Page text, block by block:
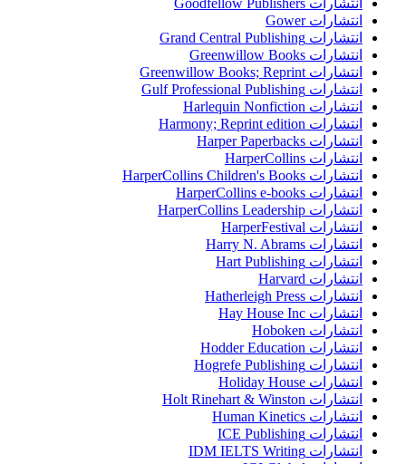
انتشارات Gower
انتشارات Grand Central Publishing
انتشارات Greenwillow Books
انتشارات Greenwillow Books; Reprint
انتشارات Gulf Professional Publishing
انتشارات Harlequin Nonfiction
انتشارات Harmony; Reprint edition
انتشارات Harper Paperbacks
انتشارات HarperCollins
انتشارات HarperCollins Children's Books
انتشارات HarperCollins e-books
انتشارات HarperCollins Leadership
انتشارات HarperFestival
انتشارات Harry N. Abrams
انتشارات Hart Publishing
انتشارات Harvard
انتشارات Hatherleigh Press
انتشارات Hay House Inc
انتشارات Hoboken
انتشارات Hodder Education
انتشارات Hogrefe Publishing
انتشارات Holiday House
انتشارات Holt Rinehart & Winston
انتشارات Human Kinetics
انتشارات ICE Publishing
انتشارات IDM IELTS Writing